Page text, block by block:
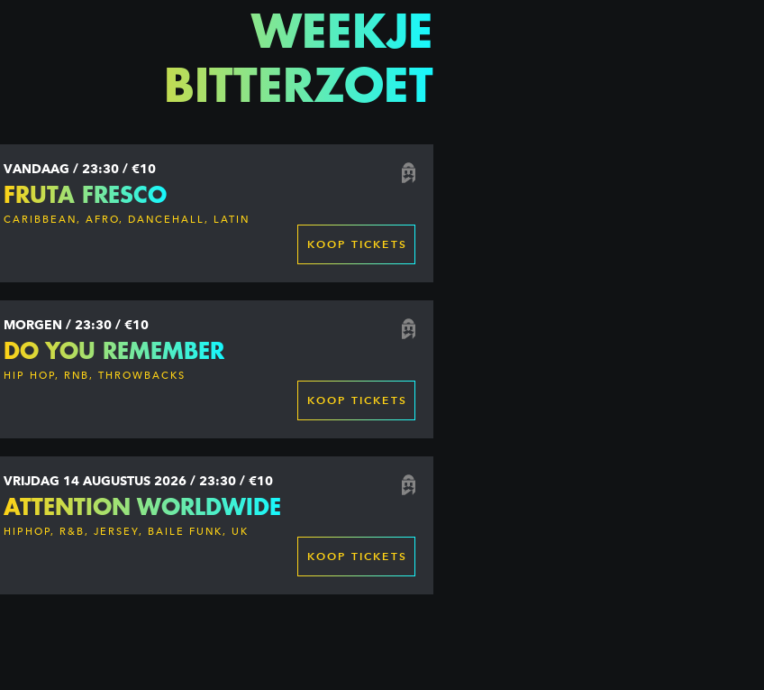
WEEKJE
BITTERZOET
VANDAAG / 23:30 / €10
FRUTA FRESCO
CARIBBEAN, AFRO, DANCEHALL, LATIN
KOOP TICKETS
MORGEN / 23:30 / €10
DO YOU REMEMBER
HIP HOP, RNB, THROWBACKS
KOOP TICKETS
VRIJDAG 14 AUGUSTUS 2026 / 23:30 / €10
ATTENTION WORLDWIDE
HIPHOP, R&B, JERSEY, BAILE FUNK, UK
KOOP TICKETS